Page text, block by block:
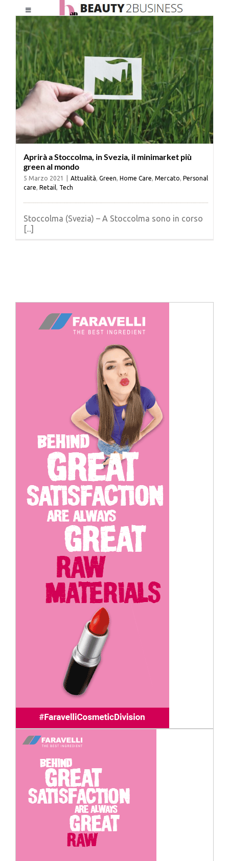
contenuto
Toggle
Navigation
HOME
CHI SIAMO
LE RIVISTE
NEWSLETTER
CATEGORIE
Aprirà a Stoccolma, in Svezia, il minimarket più
green al mondo
5 Marzo 2021 Attualità, Green, Home Care, Mercato, Personal
care, Retail, Tech
Stoccolma (Svezia) – A Stoccolma sono in corso
[...]